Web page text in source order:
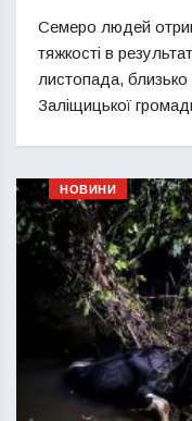
Семеро людей
тяжкості в
листопада,
Заліщицької
НОВИНИ